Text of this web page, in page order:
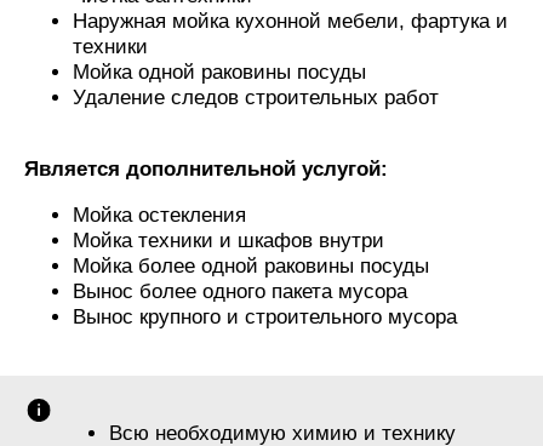
Наружная мойка кухонной мебели, фартука и
техники
Мойка одной раковины посуды
Удаление следов строительных работ
Является дополнительной услугой:
Мойка остекления
Мойка техники и шкафов внутри
Мойка более одной раковины посуды
Вынос более одного пакета мусора
Вынос крупного и строительного мусора
Всю необходимую химию и технику